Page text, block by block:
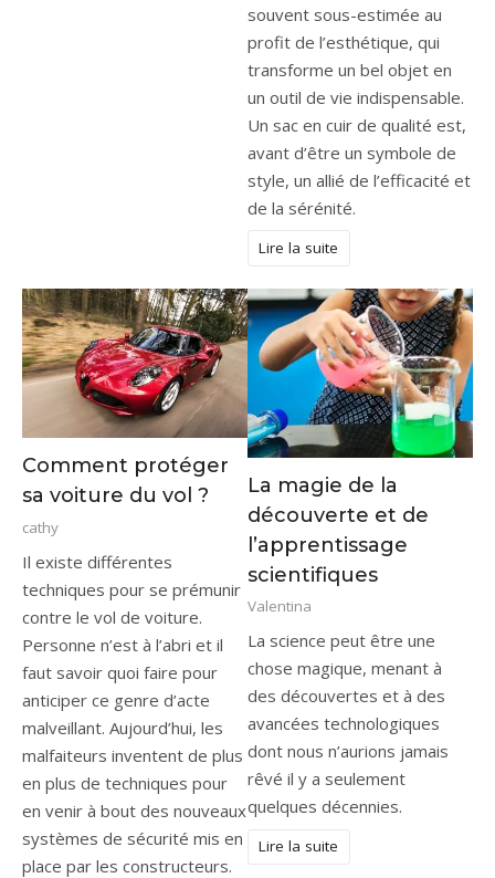
souvent sous-estimée au
profit de l’esthétique, qui
transforme un bel objet en
un outil de vie indispensable.
Un sac en cuir de qualité est,
avant d’être un symbole de
style, un allié de l’efficacité et
de la sérénité.
Lire la suite
Comment protéger
sa voiture du vol ?
cathy
Il existe différentes
techniques pour se prémunir
contre le vol de voiture.
Personne n’est à l’abri et il
faut savoir quoi faire pour
anticiper ce genre d’acte
malveillant. Aujourd’hui, les
malfaiteurs inventent de plus
en plus de techniques pour
en venir à bout des nouveaux
systèmes de sécurité mis en
place par les constructeurs.
La magie de la
découverte et de
l’apprentissage
scientifiques
Valentina
La science peut être une
chose magique, menant à
des découvertes et à des
avancées technologiques
dont nous n’aurions jamais
rêvé il y a seulement
quelques décennies.
Lire la suite